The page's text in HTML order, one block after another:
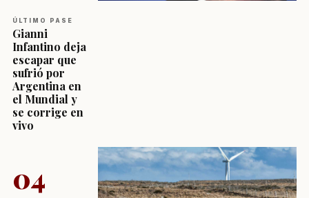
ÚLTIMO PASE
Gianni
Infantino deja
escapar que
sufrió por
Argentina en
el Mundial y
se corrige en
vivo
04